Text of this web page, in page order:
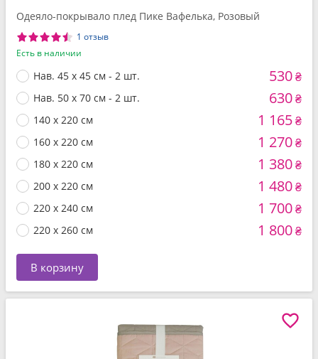
Одеяло-покрывало плед Пике Вафелька, Розовый
1 отзыв
Есть в наличии
Нав. 45 x 45 см - 2 шт. 530₴
Нав. 50 x 70 см - 2 шт. 630₴
140 x 220 см 1 165₴
160 x 220 см 1 270₴
180 x 220 см 1 380₴
200 x 220 см 1 480₴
220 x 240 см 1 700₴
220 x 260 см 1 800₴
В корзину